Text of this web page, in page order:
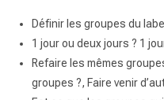
Définir les groupes du
1 jour ou deux jours ? 1
Refaire les mêmes
groupes ?, Faire venir